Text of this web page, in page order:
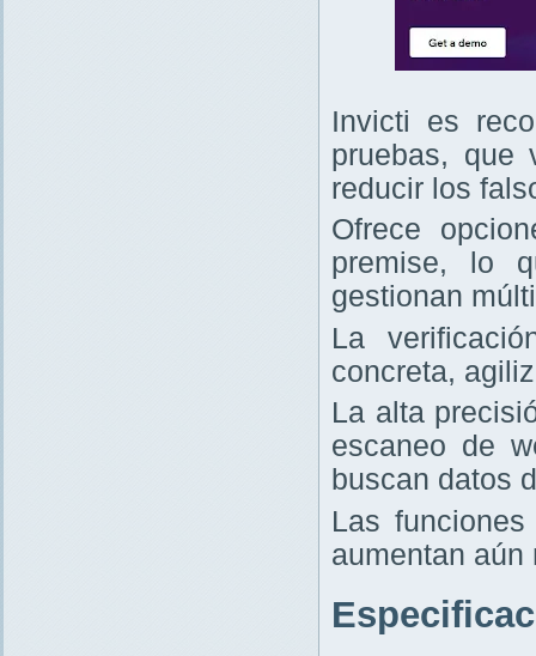
Invicti es
pruebas, que
reducir los
Ofrece
premise, lo
gestionan
La
concreta,
La alta
escaneo de
buscan datos
Las
aumentan aún